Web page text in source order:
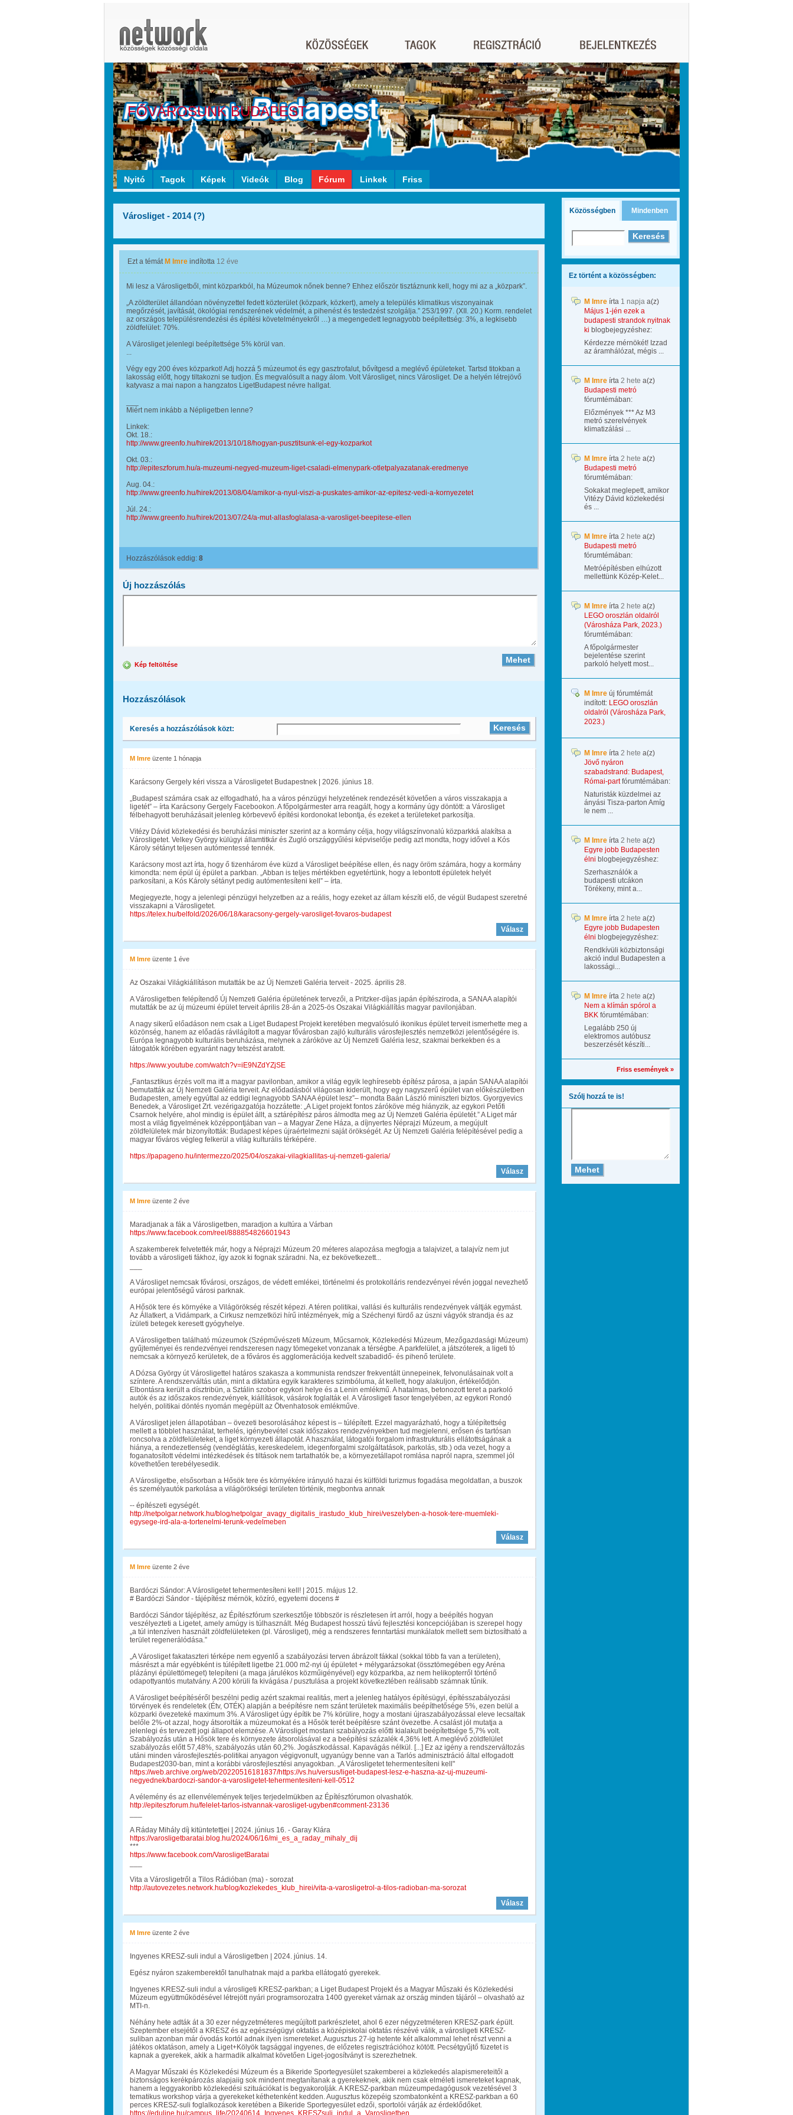
FŐVÁROSUNK BUDAPEST
Nyitó Tagok Képek Videók Blog Fórum Linkek Friss
Városliget - 2014 (?)
Ezt a témát M Imre indította 12 éve
Mi lesz a Városligetből, mint közparkból, ha Múzeumok nőnek benne? Ehhez először tisztáznunk kell, hogy mi az a „közpark”.
„A zöldterület állandóan növényzettel fedett közterület (közpark, közkert), amely a település klimatikus viszonyainak
megőrzését, javítását, ökológiai rendszerének védelmét, a pihenést és testedzést szolgálja.” 253/1997. (XII. 20.) Korm. rendelet
az országos településrendezési és építési követelményekről …) a megengedett legnagyobb beépítettség: 3%, a legkisebb
zöldfelület: 70%.
A Városliget jelenlegi beépítettsége 5% körül van.
...
Végy egy 200 éves közparkot! Adj hozzá 5 múzeumot és egy gasztrofalut, bővítgesd a meglévő épületeket. Tartsd titokban a
lakosság előtt, hogy tiltakozni se tudjon. És megvalósult a nagy álom. Volt Városliget, nincs Városliget. De a helyén létrejövő
katyvasz a mai napon a hangzatos LigetBudapest névre hallgat.
Miért nem inkább a Népligetben lenne?
Linkek:
Okt. 18.:
http://www.greenfo.hu/hirek/2013/10/18/hogyan-pusztitsunk-el-egy-kozparkot
Okt. 03.:
http://epiteszforum.hu/a-muzeumi-negyed-muzeum-liget-csaladi-elmenypark-otletpalyazatanak-eredmenye
Aug. 04.:
http://www.greenfo.hu/hirek/2013/08/04/amikor-a-nyul-viszi-a-puskates-amikor-az-epitesz-vedi-a-kornyezetet
Júl. 24.:
http://www.greenfo.hu/hirek/2013/07/24/a-mut-allasfoglalasa-a-varosliget-beepitese-ellen
Hozzászólások eddig: 8
Új hozzászólás
Kép feltöltése
Hozzászólások
Keresés a hozzászólások közt:
M Imre üzente 1 hónapja
Karácsony Gergely kéri vissza a Városligetet Budapestnek | 2026. június 18.
„Budapest számára csak az elfogadható, ha a város pénzügyi helyzetének rendezését követően a város visszakapja a
ligetét” – írta Karácsony Gergely Facebookon. A főpolgármester arra reagált, hogy a kormány úgy döntött: a Városliget
félbehagyott beruházásait jelenleg körbevevő építési kordonokat lebontja, és ezeket a területeket parkosítja.
Vitézy Dávid közlekedési és beruházási miniszter szerint az a kormány célja, hogy világszínvonalú közparkká alakítsa a
Városligetet. Velkey György külügyi államtitkár és Zugló országgyűlési képviselője pedig azt mondta, hogy idővel a Kós
Károly sétányt teljesen autómentessé tennék.
Karácsony most azt írta, hogy ő tizenhárom éve küzd a Városliget beépítése ellen, és nagy öröm számára, hogy a kormány
kimondta: nem épül új épület a parkban. „Abban is teljes mértékben egyetértünk, hogy a lebontott épületek helyét
parkosítani, a Kós Károly sétányt pedig autómentesíteni kell” – írta.
Megjegyezte, hogy a jelenlegi pénzügyi helyzetben az a reális, hogy ezeket az állam készíti elő, de végül Budapest szeretné
visszakapni a Városligetet.
https://telex.hu/belfold/2026/06/18/karacsony-gergely-varosliget-fovaros-budapest
Válasz
M Imre üzente 1 éve
Az Oszakai Világkiállításon mutatták be az Új Nemzeti Galéria terveit - 2025. április 28.
A Városligetben felépítendő Új Nemzeti Galéria épületének tervezői, a Pritzker-díjas japán építésziroda, a SANAA alapítói
mutatták be az új múzeumi épület terveit április 28-án a 2025-ös Oszakai Világkiállítás magyar pavilonjában.
A nagy sikerű előadáson nem csak a Liget Budapest Projekt keretében megvalósuló ikonikus épület terveit ismerhette meg a
közönség, hanem az előadás rávilágított a magyar fővárosban zajló kulturális városfejlesztés nemzetközi jelentőségére is.
Európa legnagyobb kulturális beruházása, melynek a záróköve az Új Nemzeti Galéria lesz, szakmai berkekben és a
látogatók körében egyaránt nagy tetszést aratott.
https://www.youtube.com/watch?v=iE9NZdYZjSE
„Fantasztikus érzés volt ma itt a magyar pavilonban, amikor a világ egyik leghíresebb építész párosa, a japán SANAA alapítói
bemutatták az Új Nemzeti Galéria terveit. Az elődadásból világosan kiderült, hogy egy nagyszerű épület van előkészületben
Budapesten, amely egyúttal az eddigi legnagyobb SANAA épület lesz”– mondta Baán László miniszteri biztos. Gyorgyevics
Benedek, a Városliget Zrt. vezérigazgatója hozzátette: „A Liget projekt fontos záróköve még hiányzik, az egykori Petőfi
Csarnok helyére, ahol mindig is épület állt, a sztárépítész páros álmodta meg az Új Nemzeti Galéria épületét.” A Liget már
most a világ figyelmének középpontjában van – a Magyar Zene Háza, a díjnyertes Néprajzi Múzeum, a megújult
zöldfelületek már bizonyították: Budapest képes újraértelmezni saját örökségét. Az Új Nemzeti Galéria felépítésével pedig a
magyar főváros végleg felkerül a világ kulturális térképére.
https://papageno.hu/intermezzo/2025/04/oszakai-vilagkiallitas-uj-nemzeti-galeria/
Válasz
M Imre üzente 2 éve
Maradjanak a fák a Városligetben, maradjon a kultúra a Várban
https://www.facebook.com/reel/888854826601943
A szakemberek felvetették már, hogy a Néprajzi Múzeum 20 méteres alapozása megfogja a talajvizet, a talajvíz nem jut
tovább a városligeti fákhoz, így azok ki fognak száradni. Na, ez bekövetkezett...
A Városliget nemcsak fővárosi, országos, de védett emlékei, történelmi és protokolláris rendezvényei révén joggal nevezhető
európai jelentőségű városi parknak.
A Hősök tere és környéke a Világörökség részét képezi. A téren politikai, vallási és kulturális rendezvények váltják egymást.
Az Állatkert, a Vidámpark, a Cirkusz nemzetközi hírű intézmények, míg a Széchenyi fürdő az úszni vágyók strandja és az
ízületi betegek keresett gyógyhelye.
A Városligetben található múzeumok (Szépművészeti Múzeum, Műcsarnok, Közlekedési Múzeum, Mezőgazdasági Múzeum)
gyűjteményei és rendezvényei rendszeresen nagy tömegeket vonzanak a térségbe. A parkfelület, a játszóterek, a ligeti tó
nemcsak a környező kerületek, de a főváros és agglomerációja kedvelt szabadidő- és pihenő területe.
A Dózsa György út Városligettel határos szakasza a kommunista rendszer frekventált ünnepeinek, felvonulásainak volt a
színtere. A rendszerváltás után, mint a diktatúra egyik karakteres szimbóluma, át kellett, hogy alakuljon, értékelődjön.
Elbontásra került a dísztribün, a Sztálin szobor egykori helye és a Lenin emlékmű. A hatalmas, betonozott teret a parkoló
autók és az időszakos rendezvények, kiállítások, vásárok foglalták el. A Városligeti fasor tengelyében, az egykori Rondó
helyén, politikai döntés nyomán megépült az Ötvenhatosok emlékműve.
A Városliget jelen állapotában – övezeti besorolásához képest is – túlépített. Ezzel magyarázható, hogy a túlépítettség
mellett a többlet használat, terhelés, igénybevétel csak időszakos rendezvényekben tud megjelenni, erősen és tartósan
roncsolva a zöldfelületeket, a liget környezeti állapotát. A használat, látogatói forgalom infrastrukturális ellátottságának a
hiánya, a rendezetlenség (vendéglátás, kereskedelem, idegenforgalmi szolgáltatások, parkolás, stb.) oda vezet, hogy a
foganatosított védelmi intézkedések és tiltások nem tartathatók be, a környezetállapot romlása napról napra, szemmel jól
követhetően terebélyesedik.
A Városligetbe, elsősorban a Hősök tere és környékére irányuló hazai és külföldi turizmus fogadása megoldatlan, a buszok
és személyautók parkolása a világörökségi területen történik, megbontva annak
-- építészeti egységét.
http://netpolgar.network.hu/blog/netpolgar_avagy_digitalis_irastudo_klub_hirei/veszelyben-a-hosok-tere-muemleki-
egysege-ird-ala-a-tortenelmi-terunk-vedelmeben
Válasz
M Imre üzente 2 éve
Bardóczi Sándor: A Városligetet tehermentesíteni kell! | 2015. május 12.
# Bardóczi Sándor - tájépítész mérnök, közíró, egyetemi docens #
Bardóczi Sándor tájépítész, az Építészfórum szerkesztője többször is részletesen írt arról, hogy a beépítés hogyan
veszélyezteti a Ligetet, amely amúgy is túlhasznált. Még Budapest hosszú távú fejlesztési koncepciójában is szerepel hogy
„a túl intenzíven használt zöldfelületeken (pl. Városliget), még a rendszeres fenntartási munkálatok mellett sem biztosítható a
terület regenerálódása.”
„A Városliget fakataszteri térképe nem egyenlő a szabályozási terven ábrázolt fákkal (sokkal több fa van a területen),
másrészt a már egyébként is túlépített ligetbe 21.000 m2-nyi új épületet + mélygarázsokat (össztömegében egy Aréna
plázányi épülettömeget) telepíteni (a maga járulékos közműigényével) egy közparkba, az nem helikopterről történő
odapottyantós mutatvány. A 200 körüli fa kivágása / pusztulása a projekt következtében reálisabb számnak tűnik.
A Városliget beépítéséről beszélni pedig azért szakmai realitás, mert a jelenleg hatályos építésügyi, építésszabályozási
törvények és rendeletek (Étv, OTÉK) alapján a beépítésre nem szánt területek maximális beépíthetősége 5%, ezen belül a
közparki övezeteké maximum 3%. A Városliget úgy építik be 7% körülire, hogy a mostani újraszabályozással eleve lecsaltak
belőle 2%-ot azzal, hogy átsorolták a múzeumokat és a Hősök terét beépítésre szánt övezetbe. A csalást jól mutatja a
jelenlegi és tervezett jogi állapot elemzése. A Városliget mostani szabályozás előtti kialakult beépítettsége 5,7% volt.
Szabályozás után a Hősök tere és környezete átsorolásával ez a beépítési százalék 4,36% lett. A meglévő zöldfelület
szabályozás előtt 57,48%, szabályozás után 60,2%. Jogászkodással. Kapavágás nélkül. [...] Ez az igény a rendszerváltozás
utáni minden városfejlesztés-politikai anyagon végigvonult, ugyanúgy benne van a Tarlós adminisztráció által elfogadott
Budapest2030-ban, mint a korábbi városfejlesztési anyagokban. „A Városligetet tehermentesíteni kell"
https://web.archive.org/web/20220516181837/https://vs.hu/versus/liget-budapest-lesz-e-haszna-az-uj-muzeumi-
negyednek/bardoczi-sandor-a-varosligetet-tehermentesiteni-kell-0512
A vélemény és az ellenvélemények teljes terjedelmükben az Építészfórumon olvashatók.
http://epiteszforum.hu/felelet-tarlos-istvannak-varosliget-ugyben#comment-23136
A Ráday Mihály díj kitüntetettjei | 2024. június 16. - Garay Klára
https://varosligetbaratai.blog.hu/2024/06/16/mi_es_a_raday_mihaly_dij
***
https://www.facebook.com/VarosligetBaratai
Vita a Városligetről a Tilos Rádióban (ma) - sorozat
http://autovezetes.network.hu/blog/kozlekedes_klub_hirei/vita-a-varosligetrol-a-tilos-radioban-ma-sorozat
Válasz
M Imre üzente 2 éve
Ingyenes KRESZ-suli indul a Városligetben | 2024. június. 14.
Egész nyáron szakemberektől tanulhatnak majd a parkba ellátogató gyerekek.
Ingyenes KRESZ-suli indul a városligeti KRESZ-parkban; a Liget Budapest Projekt és a Magyar Műszaki és Közlekedési
Múzeum együttműködésével létrejött nyári programsorozatra 1400 gyereket várnak az ország minden tájáról – olvasható az
MTI-n.
Néhány hete adták át a 30 ezer négyzetméteres megújított parkrészletet, ahol 6 ezer négyzetméteren KRESZ-park épült.
Szeptember elsejétől a KRESZ és az egészségügyi oktatás a középiskolai oktatás részévé válik, a városligeti KRESZ-
suliban azonban már óvodás kortól adnak ilyen ismereteket. Augusztus 27-ig hetente két alkalommal lehet részt venni a
játékos oktatáson, amely a Liget+Kölyök tagsággal ingyenes, de előzetes regisztrációhoz kötött. Pecsétgyűjtő füzetet is
kapnak a gyerekek, akik a harmadik alkalmat követően Liget-jogosítványt is szerezhetnek.
A Magyar Műszaki és Közlekedési Múzeum és a Bikeride Sportegyesület szakemberei a közlekedés alapismereteitől a
biztonságos kerékpározás alapjaiig sok mindent megtanítanak a gyerekeknek, akik nem csak elméleti ismereteket kapnak,
hanem a leggyakoribb közlekedési szituációkat is begyakorolják. A KRESZ-parkban múzeumpedagógusok vezetésével 3
tematikus workshop várja a gyerekeket kéthetenként kedden. Augusztus közepéig szombatonként a KRESZ-parkban a 60
perces KRESZ-suli foglalkozások keretében a Bikeride Sportegyesület edzői, sportolói várják az érdeklődőket.
https://eduline.hu/campus_life/20240614_Ingyenes_KRESZsuli_indul_a_Varosligetben
Közösségben Mindenben
Ez történt a közösségben:
M Imre írta 1 napja a(z)
Május 1-jén ezek a
budapesti strandok nyitnak
ki blogbejegyzéshez:
Kérdezze mérnökét! Izzad
az áramhálózat, mégis ...
M Imre írta 2 hete a(z)
Budapesti metró
fórumtémában:
Előzmények *** Az M3
metró szerelvények
klimatizálási ...
M Imre írta 2 hete a(z)
Budapesti metró
fórumtémában:
Sokakat meglepett, amikor
Vitézy Dávid közlekedési
és ...
M Imre írta 2 hete a(z)
Budapesti metró
fórumtémában:
Metróépítésben elhúzott
mellettünk Közép-Kelet...
M Imre írta 2 hete a(z)
LEGO oroszlán oldalról
(Városháza Park, 2023.)
fórumtémában:
A főpolgármester
bejelentése szerint
parkoló helyett most...
M Imre új fórumtémát
indított: LEGO oroszlán
oldalról (Városháza Park,
2023.)
M Imre írta 2 hete a(z)
Jövő nyáron
szabadstrand: Budapest,
Római-partfórumtémában:
Naturisták küzdelmei az
ányási Tisza-parton Amíg
le nem ...
M Imre írta 2 hete a(z)
Egyre jobb Budapesten
élni blogbejegyzéshez:
Szerhasználók a
budapesti utcákon
Törékeny, mint a...
M Imre írta 2 hete a(z)
Egyre jobb Budapesten
élni blogbejegyzéshez:
Rendkívüli közbiztonsági
akció indul Budapesten a
lakossági...
M Imre írta 2 hete a(z)
Nem a klímán spórol a
BKK fórumtémában:
Legalább 250 új
elektromos autóbusz
beszerzését készíti...
Friss események »
Szólj hozzá te is!